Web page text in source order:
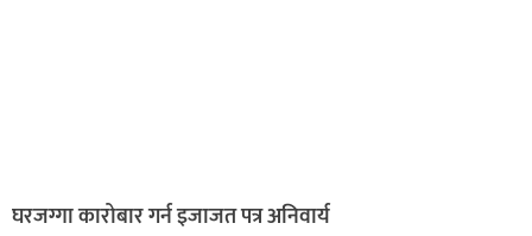
घरजग्गा कारोबार गर्न इजाजत पत्र अनिवार्य